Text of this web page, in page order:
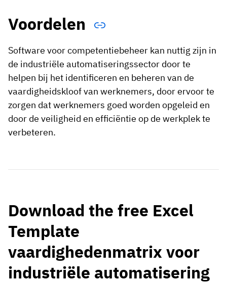
Voordelen
Software voor competentiebeheer kan nuttig zijn in
de industriële automatiseringssector door te
helpen bij het identificeren en beheren van de
vaardigheidskloof van werknemers, door ervoor te
zorgen dat werknemers goed worden opgeleid en
door de veiligheid en efficiëntie op de werkplek te
verbeteren.
Download the free Excel
Template
vaardighedenmatrix voor
industriële automatisering